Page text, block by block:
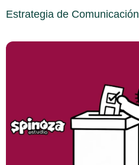
Estrategia de